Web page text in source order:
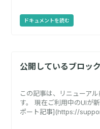
ドキュメントを読む
公開しているブロッ
この記事は、リニューア
す。 現在ご利用中のUIが
ポート記事](https://